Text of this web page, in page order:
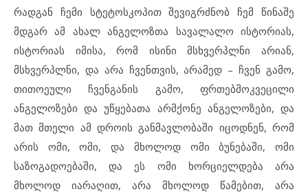
რადგან ჩემი სტეტოსკოპით შევიგრძნობ ჩემ წინაშე
მდგარ ამ ახალ ანგელოზთა სავალალო ისტორიას,
ისტორიას იმისა, რომ ისინი მსხვერპლნი არიან,
მსხვერპლნი, და არა ჩვენთვის, არამედ – ჩვენ გამო,
თითოეული ჩვენგანის გამო, ფრთებმოკვეცილი
ანგელოზები და უწყებათა არმქონე ანგელოზები, და
მათ მთელი ამ დროის განმავლობაში იცოდნენ, რომ
არის ომი, ომი, და მხოლოდ ომი ბუნებაში, ომი
საზოგადოებაში, და ეს ომი ხორციელდება არა
მხოლოდ იარაღით, არა მხოლოდ წამებით, არა